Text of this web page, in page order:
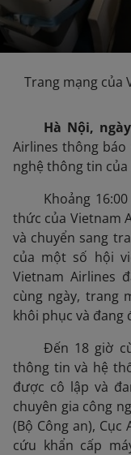
Trang mạng của
Hà Nội, ngày
Airlines thông
nghệ thông tin của
Khoảng
thức của Vietnam
và chuyển sang
của một số hội
Vietnam Airlines
cùng ngày, trang
khôi phục và đang
Đến 18 giờ
thông tin và hệ
được cô lập và
chuyên gia công
(Bộ Công an),
cứu khẩn cấp